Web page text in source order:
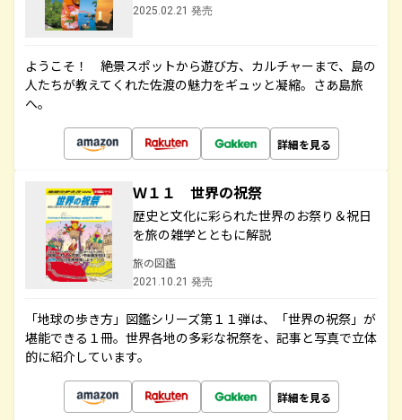
2025.02.21 発売
ようこそ！ 絶景スポットから遊び方、カルチャーまで、島の
人たちが教えてくれた佐渡の魅力をギュッと凝縮。さあ島旅
へ。
詳細を見る
Ｗ１１ 世界の祝祭
歴史と文化に彩られた世界のお祭り＆祝日
を旅の雑学とともに解説
旅の図鑑
2021.10.21 発売
「地球の歩き方」図鑑シリーズ第１１弾は、「世界の祝祭」が
堪能できる１冊。世界各地の多彩な祝祭を、記事と写真で立体
的に紹介しています。
詳細を見る